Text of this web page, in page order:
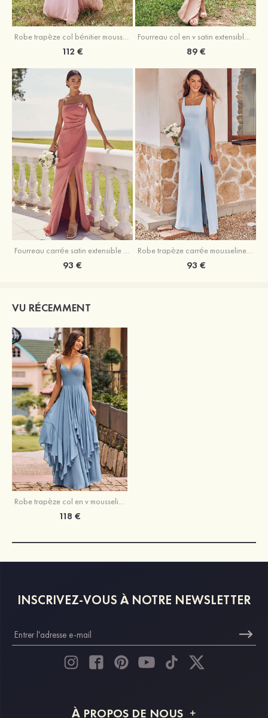
Robe trapèze col bénitier mousseline ras du sol robe de demoiselle d'honneur
112 €
Fourreau col en v satin extensible asymétrique robe de demoiselle d'honneur
89 €
93 € 93 €
VU RÉCEMMENT
Robe trapèze col en v mousseline longueur ras du sol robe de demoiselle d'honneur avec volants
118 €
INSCRIVEZ-VOUS À NOTRE NEWSLETTER
À PROPOS DE NOUS